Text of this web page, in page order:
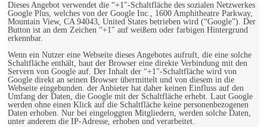
Dieses Angebot verwendet die “+1″-Schaltfläche des sozialen Netzwerkes
Google Plus, welches von der Google Inc., 1600 Amphitheatre Parkway,
Mountain View, CA 94043, United States betrieben wird (“Google”). Der
Button ist an dem Zeichen “+1″ auf weißem oder farbigen Hintergrund
erkennbar.
Wenn ein Nutzer eine Webseite dieses Angebotes aufruft, die eine solche
Schaltfläche enthält, baut der Browser eine direkte Verbindung mit den
Servern von Google auf. Der Inhalt der “+1″-Schaltfläche wird von
Google direkt an seinen Browser übermittelt und von diesem in die
Webseite eingebunden. der Anbieter hat daher keinen Einfluss auf den
Umfang der Daten, die Google mit der Schaltfläche erhebt. Laut Google
werden ohne einen Klick auf die Schaltfläche keine personenbezogenen
Daten erhoben. Nur bei eingeloggten Mitgliedern, werden solche Daten,
unter anderem die IP-Adresse, erhoben und verarbeitet.